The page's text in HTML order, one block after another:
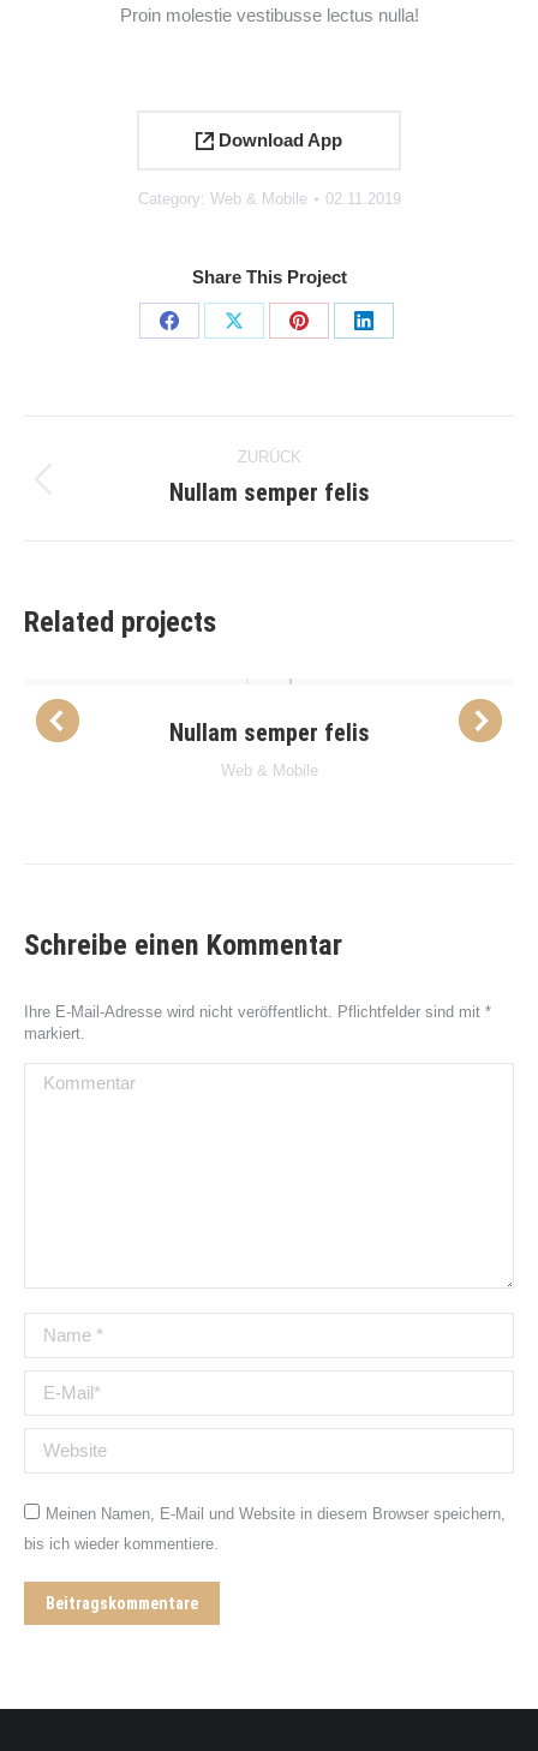
Proin molestie vestibusse lectus nulla!
Download App
Category: Web & Mobile 02.11.2019
Share This Project
Share
Share
Share
Share
navigation
ZURÜCK
Previous
Nullam semper felis
Related projects
Nullam semper felis
Web & Mobile
Schreibe einen Kommentar
Ihre E-Mail-Adresse wird nicht veröffentlicht. Pflichtfelder sind mit *
markiert.
Kommentar
Name *
E-Mail *
Website
Meinen Namen, E-Mail und Website in diesem Browser speichern,
bis ich wieder kommentiere.
Beitragskommentare